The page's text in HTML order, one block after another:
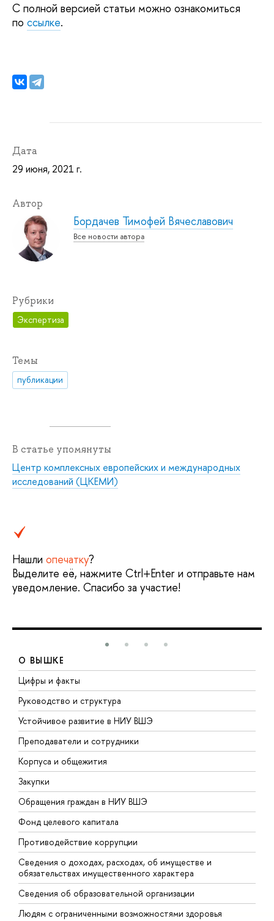
С полной версией статьи можно ознакомиться
по ссылке.
Дата
29 июня, 2021 г.
Автор
Бордачев Тимофей Вячеславович
Все новости автора
Рубрики
Экспертиза
Темы
публикации
В статье упомянуты
Центр комплексных европейских и международных
исследований (ЦКЕМИ)
Нашли опечатку?
Выделите её, нажмите Ctrl+Enter и отправьте нам
уведомление. Спасибо за участие!
О ВЫШКЕ
Цифры и факты
Руководство и структура
Устойчивое развитие в НИУ ВШЭ
Преподаватели и сотрудники
Корпуса и общежития
Закупки
Обращения граждан в НИУ ВШЭ
Фонд целевого капитала
Противодействие коррупции
Сведения о доходах, расходах, об имуществе и
обязательствах имущественного характера
Сведения об образовательной организации
Людям с ограниченными возможностями здоровья